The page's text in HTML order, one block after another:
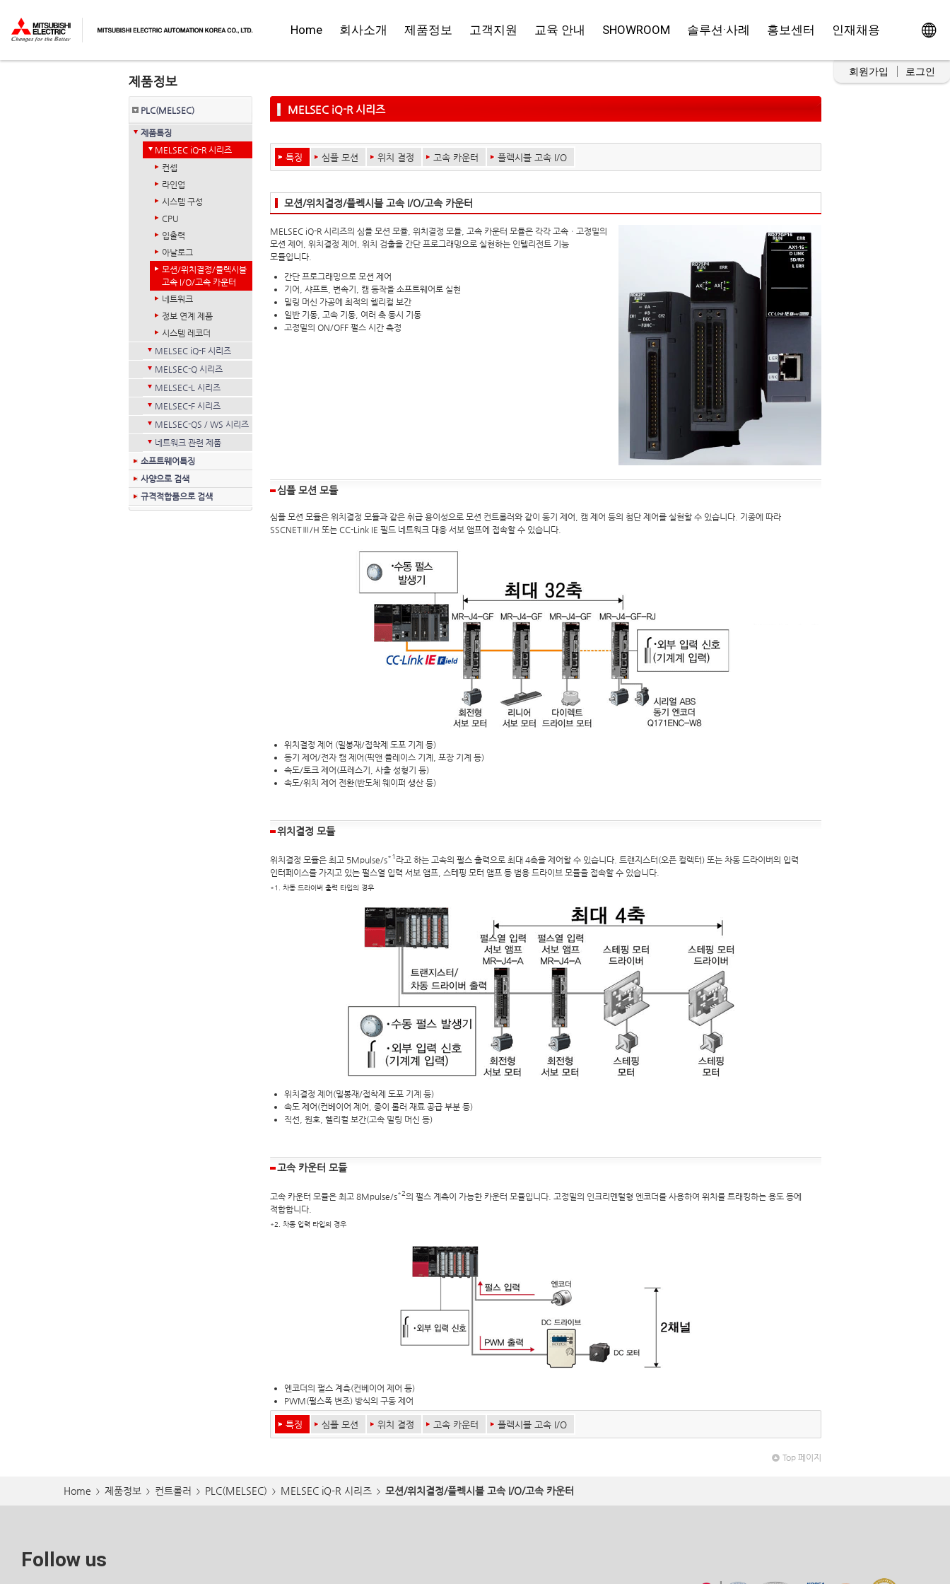
Home 회사소개 제품정보 고객지원 교육 안내 SHOWROOM 솔루션·사례 홍보센터 인재채용
회원가입 로그인
PLC(MELSEC)
제품특징
MELSEC iQ-R 시리즈
컨셉
라인업
시스템 구성
CPU
입출력
아날로그
모션/위치결정/플렉시블
고속 I/O/고속 카운터
네트워크
정보 연계 제품
시스템 레코더
MELSEC iQ-F 시리즈
MELSEC-Q 시리즈
MELSEC-L 시리즈
MELSEC-F 시리즈
MELSEC-QS / WS 시리즈
네트워크 관련 제품
소프트웨어특징
사양으로 검색
규격적합품으로 검색
MELSEC iQ-R 시리즈
특징 심플 모션 위치 결정 고속 카운터 플렉시블 고속 I/O
모션/위치결정/플렉시블 고속 I/O/고속 카운터
MELSEC iQ-R 시리즈의 심플 모션 모듈, 위치결정 모듈, 고속 카운터 모듈은 각각 고속ㆍ고정밀의
모션 제어, 위치결정 제어, 위치 검출을 간단 프로그래밍으로 실현하는 인텔리전트 기능
모듈입니다.
간단 프로그래밍으로 모션 제어
기어, 샤프트, 변속기, 캠 동작을 소프트웨어로 실현
밀링 머신 가공에 최적의 헬리컬 보간
일반 기동, 고속 기동, 여러 축 동시 기동
고정밀의 ON/OFF 펄스 시간 측정
심플 모션 모듈
심플 모션 모듈은 위치결정 모듈과 같은 취급 용이성으로 모션 컨트롤러와 같이 동기 제어, 캠 제어 등의 첨단 제어를 실현할 수 있습니다. 기종에 따라
SSCNETⅢ/H 또는 CC-Link IE 필드 네트워크 대응 서보 앰프에 접속할 수 있습니다.
위치결정 제어 (밀봉재/접착제 도포 기계 등)
동기 제어/전자 캠 제어(픽앤 플레이스 기계, 포장 기계 등)
속도/토크 제어(프레스기, 사출 성형기 등)
속도/위치 제어 전환(반도체 웨이퍼 생산 등)
위치결정 모듈
위치결정 모듈은 최고 5Mpulse/s*1 라고 하는 고속의 펄스 출력으로 최대 4축을 제어할 수 있습니다. 트랜지스터(오픈 컬렉터) 또는 차동 드라이버의 입력
인터페이스를 가지고 있는 펄스열 입력 서보 앰프, 스테핑 모터 앰프 등 범용 드라이브 모듈을 접속할 수 있습니다.
*1. 차동 드라이버 출력 타입의 경우
위치결정 제어(밀봉재/접착제 도포 기계 등)
속도 제어(컨베이어 제어, 종이 롤러 재료 공급 부분 등)
직선, 원호, 헬리컬 보간(고속 밀링 머신 등)
고속 카운터 모듈
고속 카운터 모듈은 최고 8Mpulse/s*2의 펄스 계측이 가능한 카운터 모듈입니다. 고정밀의 인크리멘털형 엔코더를 사용하여 위치를 트래킹하는 용도 등에
적합합니다.
*2. 차동 입력 타입의 경우
엔코더의 펄스 계측(컨베이어 제어 등)
PWM(펄스폭 변조) 방식의 구동 제어
특징 심플 모션 위치 결정 고속 카운터 플렉시블 고속 I/O
Top 페이지
Home > 제품정보 > 컨트롤러 > PLC(MELSEC) > MELSEC iQ-R 시리즈 > 모션/위치결정/플렉시블 고속 I/O/고속 카운터
Follow us